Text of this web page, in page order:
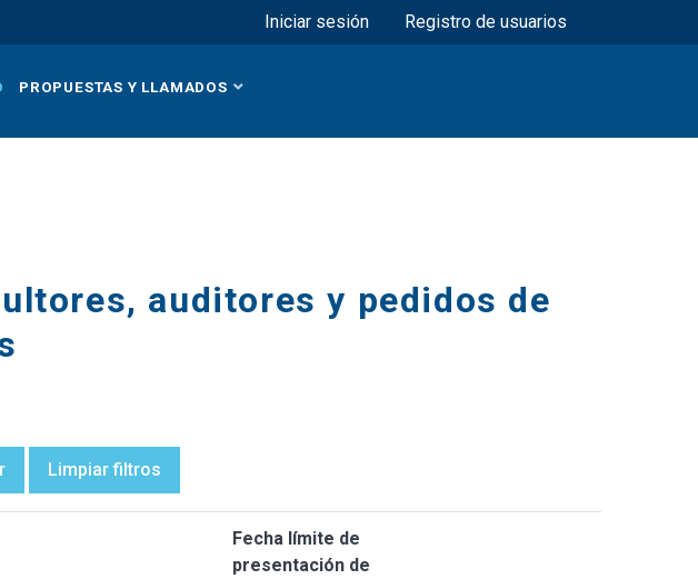
Menú superior
Iniciar sesión Registro de usuarios
PROPUESTAS Y LLAMADOS
auditores y pedidos de
Limpiar filtros
Fecha límite de
presentación de